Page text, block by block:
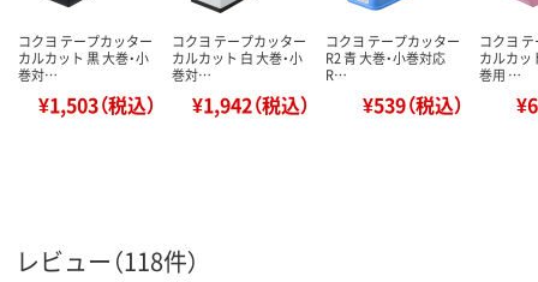
コクヨ テープカッター
カルカット 黒 大巻・小
巻対…
¥1,503（税込）
コクヨ テープカッター
カルカット 白 大巻・小
巻対…
¥1,942（税込）
コクヨ テープカッター
R2 青 大巻・小巻対応
R…
¥539（税込）
コクヨ
カルカッ
巻用 …
レビュー（118件）